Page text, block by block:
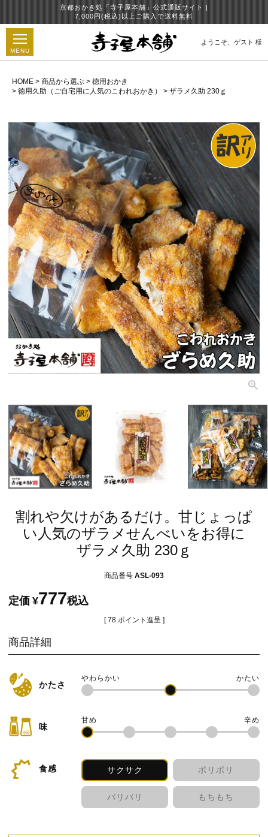
京都おかき処「寺子屋本舗」公式通販サイト |
7,000円(税込)以上ご購入で送料無料
MENU
ようこそ、 ゲスト 様
HOME 商品から選ぶ
徳用おかき
徳用久助（ご自宅用に人気のこわれおかき）
ザラメ久助 230ｇ
割れや欠けがあるだけ。甘じょっぱ
い人気のザラメせんべいをお得に
ザラメ久助 230ｇ
商品番号 ASL-093
定価 ¥777税込
[ 78 ポイント進呈 ]
商品詳細
かたさ
味
食感 サクサク ポリポリ
バリバリ もちもち